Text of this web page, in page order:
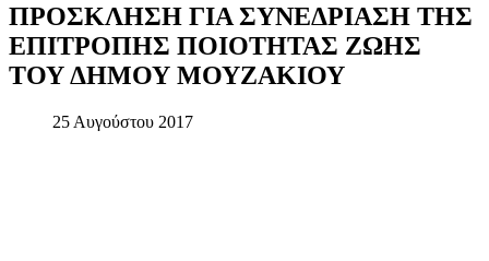
ΠΡΟΣΚΛΗΣΗ ΓΙΑ ΣΥΝΕΔΡΙΑΣΗ ΤΗΣ
ΕΠΙΤΡΟΠΗΣ ΠΟΙΟΤΗΤΑΣ ΖΩΗΣ
ΤΟΥΔΗΜΟΥ ΜΟΥΖΑΚΙΟΥ
25 Αυγούστου 2017